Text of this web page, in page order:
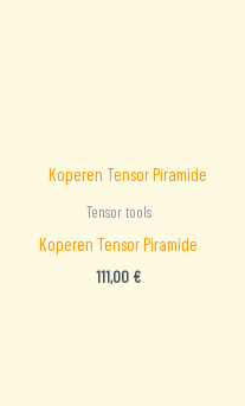
Tensor tools
Koperen Tensor Piramide
111,00 €